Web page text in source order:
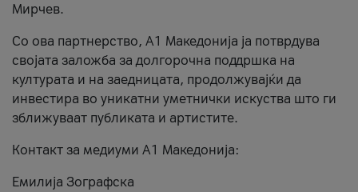
Мирчев.
Со ова партнерство, A1 Македонија ја потврдува
својата заложба за долгорочна поддршка на
културата и на заедницата, продолжувајќи да
инвестира во уникатни уметнички искуства што ги
зближуваат публиката и артистите.
Контакт за медиуми А1 Македонија:
Емилија Зографска